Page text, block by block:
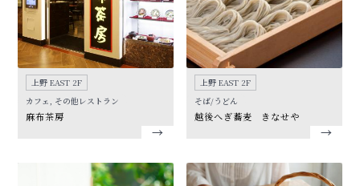
上野 EAST 2F
カフェ, その他レストラン
麻布茶房
上野 EAST 2F
そば/うどん
越後へぎ蕎麦 きなせや